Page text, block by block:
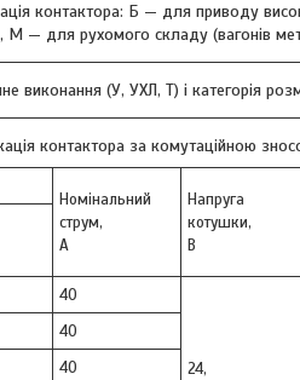
контактора: Б — для приводу
М — для рухомого складу (вагонів
виконання (У, УХЛ, Т) і категорія
контактора за комутаційною
Номінальний
струм,
А
Напруга
котушки,
В
40
24,
40
40